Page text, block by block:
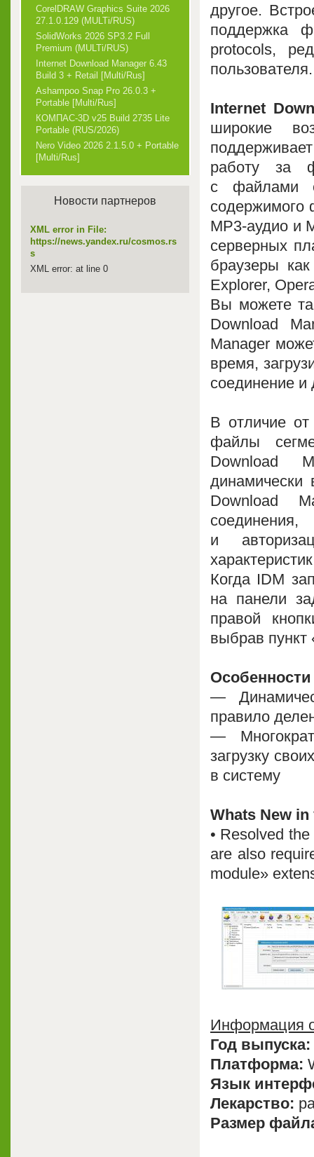
другое.
поддержка
protocols,
пользователя.
Internet
широкие
работу за
с файлами
содержимого
MP3-аудио и
серверных
браузеры
Explorer,
Вы можете
Download
Manager
время,
соединение
В отличие от
файлы
Download
динамически
Download
и
Когда IDM
на панели
правой
выбрав
Особенности
—
правило
—
загрузку
в систему
Whats New
• Resolved
are also
module»
Информация
Год выпуска:
Платформа:
Язык
Лекарство:
Размер
CorelDRAW Graphics Suite 2026
27.1.0.129 (MULTi/RUS)
SolidWorks 2026 SP3.2 Full
Premium (MULTi/RUS)
Internet Download Manager 6.43
Build 3 + Retail [Multi/Rus]
Ashampoo Snap Pro 26.0.3 +
Portable [Multi/Rus]
КОМПАС-3D v25 Build 2735 Lite
Portable (RUS/2026)
Nero Video 2026 2.1.5.0 + Portable
[Multi/Rus]
Новости партнеров
XML error in File:
https://news.yandex.ru/cosmos.rs
s
XML error: at line 0